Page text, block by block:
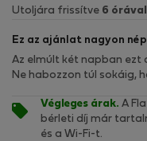
Utoljára frissítve 6
Ez az ajánlat nagyon
Az elmúlt két napban
Ne habozzon túl sokáig,
Végleges árak. A
bérleti díj már
és a Wi-Fi-t.